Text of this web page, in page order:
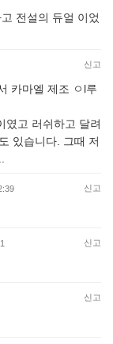
전설의 듀얼 이었
신고
카마엘 제조 ㅇl루
였고 러쉬하고 달려
있습니다. 그때 저
신고
신고
신고